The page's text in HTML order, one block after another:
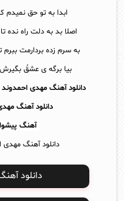
ابدا به تو حق نمیدم
اصلا بد به دلت راه
به سرم زده بردارمت
بیا برگه ی عشقُ
دانلود آهنگ مهدی
دانلود آهنگ
آهنگ
دانلود آهنگ
دانلود آهنگ